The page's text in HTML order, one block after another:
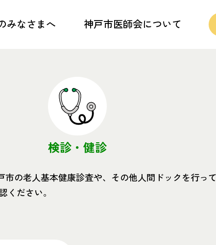
みなさまへ 神戸市医師会について
会長ご挨拶
沿革・概要
検診・健診
の老人基本健康診査や、その他人間ドックを行って
ください。